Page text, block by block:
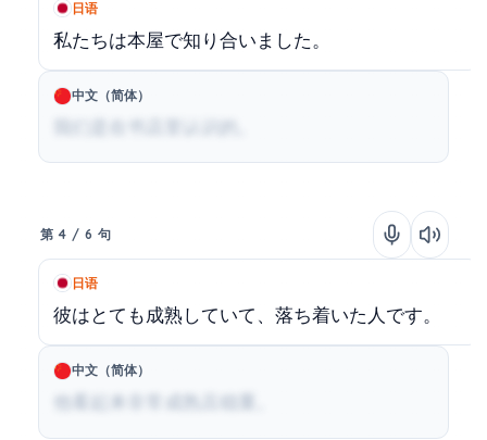
日语
私たちは本屋で知り合いました。
中文（简体）
我们是在书店里认识的。
第 4 / 6 句
日语
彼はとても成熟していて、落ち着いた人です。
中文（简体）
他看起来非常成熟且稳重。